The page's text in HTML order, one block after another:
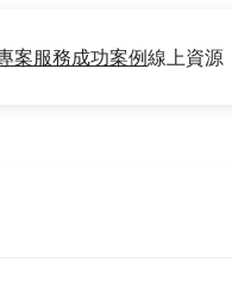
案服務成功案例線上資源